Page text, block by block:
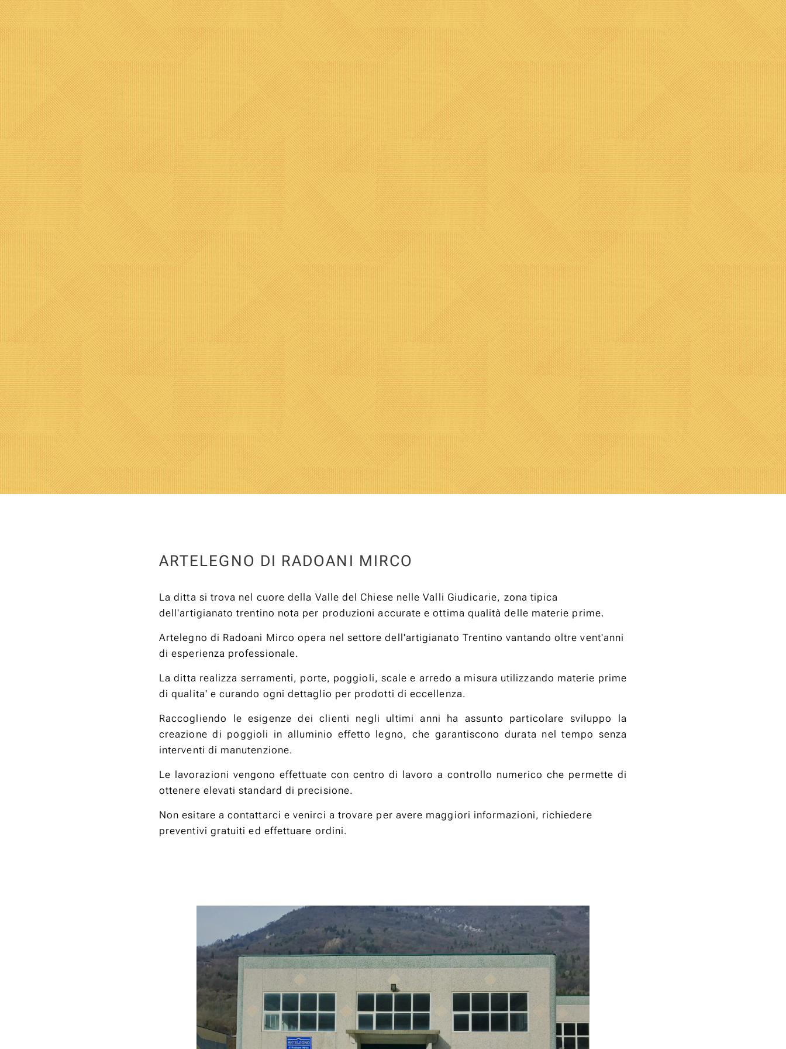
ARTELEGNO DI RADOANI MIRCO
La ditta si trova nel cuore della Valle del Chiese nelle Valli Giudicarie, zona tipica
dell'artigianato trentino nota per produzioni accurate e ottima qualità delle materie prime.
Artelegno di Radoani Mirco opera nel settore dell'artigianato Trentino vantando oltre vent'anni
di esperienza professionale.
La ditta realizza serramenti, porte, poggioli, scale e arredo a misura utilizzando materie prime
di qualita' e curando ogni dettaglio per prodotti di eccellenza.
Raccogliendo le esigenze dei clienti negli ultimi anni ha assunto particolare sviluppo la
creazione di poggioli in alluminio effetto legno, che garantiscono durata nel tempo senza
interventi di manutenzione.
Le lavorazioni vengono effettuate con centro di lavoro a controllo numerico che permette di
ottenere elevati standard di precisione.
Non esitare a contattarci e venirci a trovare per avere maggiori informazioni, richiedere
preventivi gratuiti ed effettuare ordini.